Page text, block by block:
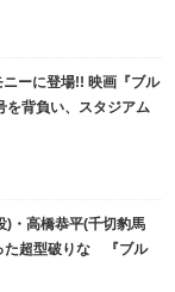
ーに登場!! 映画『ブル
を背負い、スタジアム
)・高橋恭平(千切豹馬
た超型破りな 『ブル